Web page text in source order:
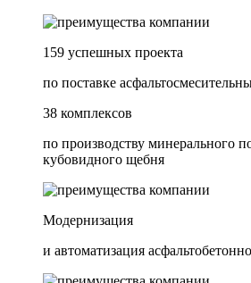
159 успешных проекта
по поставке
38 комплексов
по производству минерального
кубовидного щебня
Модернизация
и автоматизация